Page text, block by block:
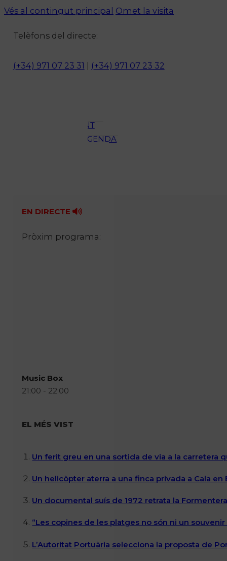
Vés al contingut principal Omet la visita
Telèfons del directe:
(+34) 971 07 23 31 (+34) 971 07 23 32
OCI
AMBIENT
AGENDA
Fes-te'n soci!
EN DIRECTE
Pròxim programa:
Music Box
21:00 - 22:00
EL MÉS VIST
Un ferit greu en una sortida de via a la carretera
Un helicòpter aterra a una finca privada a Cala
Un documental suís de 1972 retrata la
“Les copines de les platges no són ni un
L’Autoritat Portuària selecciona la proposta de